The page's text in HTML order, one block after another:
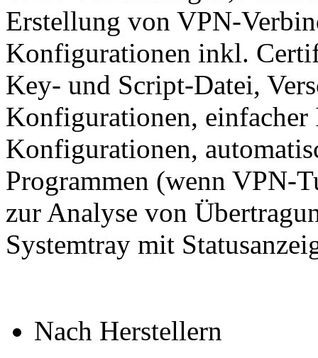
Erstellung von VPN-
Konfigurationen inkl.
Key- und Script-Datei,
Konfigurationen,
Konfigurationen,
Programmen (wenn VPN-
zur Analyse von
Systemtray mit
Nach Herstellern